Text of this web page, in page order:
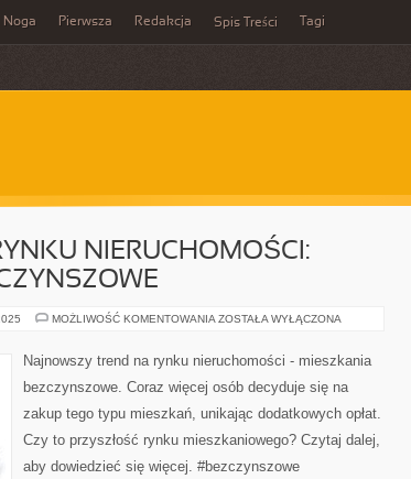
Noga Pierwsza Redakcja Spis Treści Tagi
NIERUCHOMOŚCI:
MOŻLIWOŚĆ KOMENTOWANIA REWOLUCJA
NIERUCHOMOŚCI:
MIESZKANIA
ZOSTAŁA WYŁĄCZONA
Najnowszy trend na rynku nieruchomości - mieszkania
bezczynszowe. Coraz więcej osób decyduje się na
zakup tego typu mieszkań, unikając dodatkowych opłat.
Czy to przyszłość rynku mieszkaniowego? Czytaj dalej,
aby dowiedzieć się więcej. #bezczynszowe